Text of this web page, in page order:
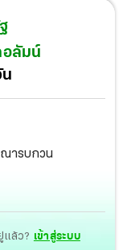
มพระเกียรติคุณ
รีรัตนราช
ญาศิลปกรรม
ตกรรมการ
อลัมน์
ณารบกวน
แล้ว? เข้าสู่ระบบ